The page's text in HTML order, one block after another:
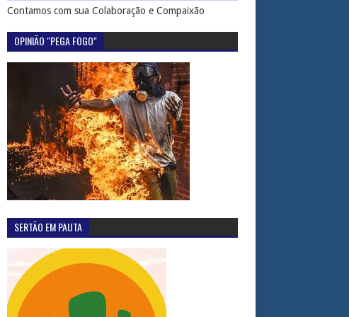
Contamos com sua Colaboração e Compaixão
OPINIÃO "PEGA FOGO"
SERTÃO EM PAUTA